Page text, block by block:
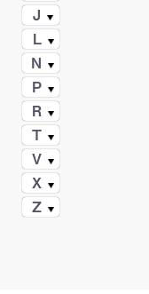
J
N
P
R
T
V
X
Z